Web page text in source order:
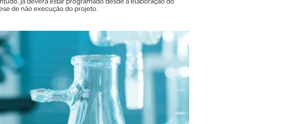
de não execução do projeto.